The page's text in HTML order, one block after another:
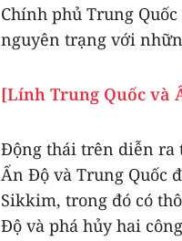
Chính phủ Trung
nguyên trạng với
[Lính Trung Quốc và
Động thái trên diễn ra
Ấn Độ và Trung Quốc
Sikkim, trong đó có
Độ và phá hủy hai